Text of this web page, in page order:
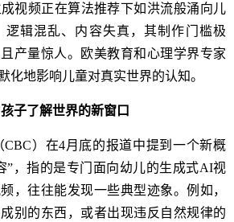
视频正在算法推荐下如洪流般涌向儿
逻辑混乱、内容失真，其制作门槛极
产量惊人。欧美教育和心理学界专家
化地影响儿童对真实世界的认知。
子了解世界的新窗口
）在4月底的报道中提到一个新概
”，指的是专门面向幼儿的生成式AI视
，往往能发现一些典型迹象。例如，
别的东西，或者出现违反自然规律的